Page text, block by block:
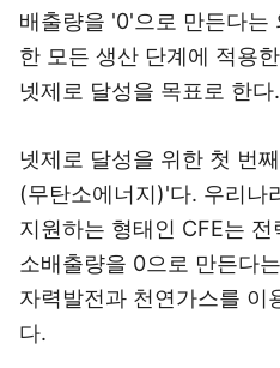
배출량을 '0'으로 만든다는
한 모든 생산 단계에 적용
넷제로 달성을 목표로 한다.
넷제로 달성을 위한 첫 번
(무탄소에너지)'다. 우리나
지원하는 형태인 CFE는
소배출량을 0으로 만든다
자력발전과 천연가스를 이
다.